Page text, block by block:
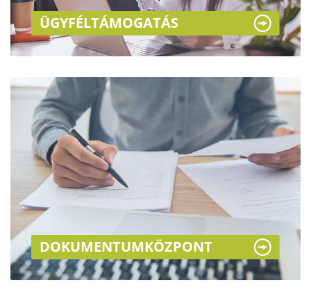
ÜGYFÉL­TÁMOGATÁS
DOKUMENTUM­KÖZPONT